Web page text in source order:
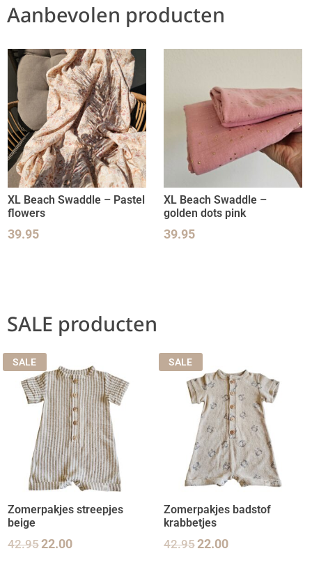
Aanbevolen producten
XL Beach Swaddle – Pastel
flowers
39.95
XL Beach Swaddle –
golden dots pink
39.95
SALE producten
SALE
Zomerpakjes streepjes
beige
42.9522.00
SALE
Zomerpakjes badstof
krabbetjes
42.9522.00